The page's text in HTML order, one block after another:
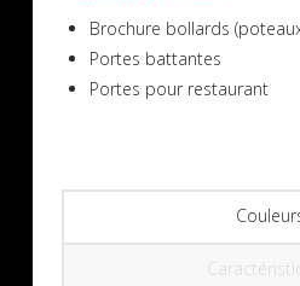
Brochure bollards
Portes battantes
Portes pour restaurant